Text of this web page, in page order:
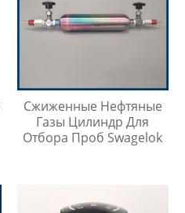
Сжиженные Нефтяные
Газы Цилиндр Для
Отбора Проб Swagelok